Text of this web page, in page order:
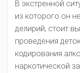
В экстренной
из которого он
делирий, стоит
проведения
кодирования
наркотической